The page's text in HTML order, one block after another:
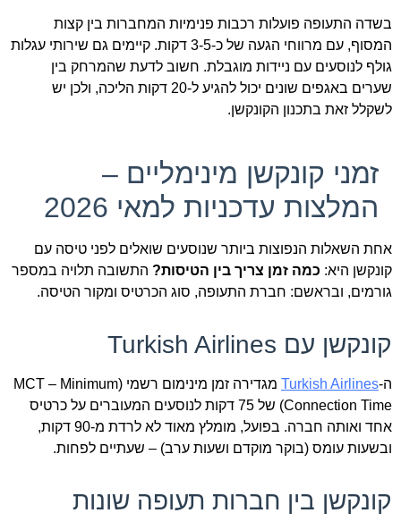
בשדה התעופה פועלות רכבות פנימיות המחברות בין קצות
המסוף, עם מרווחי הגעה של כ-3-5 דקות. קיימים גם שירותי עגלות
גולף לנוסעים עם ניידות מוגבלת. חשוב לדעת שהמרחק בין
שערים באגפים שונים יכול להגיע ל-20 דקות הליכה, ולכן יש
לשקלל זאת בתכנון הקונקשן.
זמני קונקשן מינימליים –
המלצות עדכניות למאי 2026
אחת השאלות הנפוצות ביותר שנוסעים שואלים לפני טיסה עם
קונקשן היא: כמה זמן צריך בין הטיסות? התשובה תלויה במספר
גורמים, ובראשם: חברת התעופה, סוג הכרטיס ומקור הטיסה.
קונקשן עם Turkish Airlines
ה-Turkish Airlines
מגדירה זמן מינימום רשמי (MCT – Minimum
Connection Time) של 75 דקות לנוסעים המעוברים על כרטיס
אחד ואותה חברה. בפועל, מומלץ מאוד לא לרדת מ-90 דקות,
ובשעות עומס (בוקר מוקדם ושעות ערב) – שעתיים לפחות.
קונקשן בין חברות תעופה שונות